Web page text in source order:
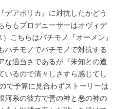
デアボリカ』に対抗したかどう
らもプロデューサーはオヴィデ
こちらはパチモノ『オーメン』
パチモノでパチモノで対抗する
な適当さであるが『未知との遭
いるので清々しさすら感じてし
で予算に見合わずストーリーは
河系の彼方で善の神と悪の神の